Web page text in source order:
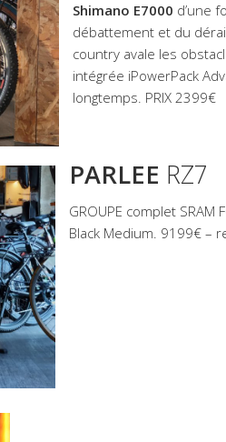
Shimano E7000 d’une
débattement et du
country avale les
intégrée iPowerPack
longtemps. PRIX 2399€
PARLEE RZ7
GROUPE complet SRAM
Black Medium. 9199€ –